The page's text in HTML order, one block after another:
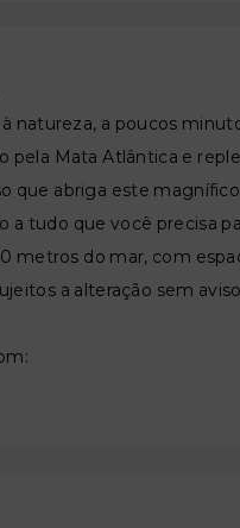
natureza, a poucos
pela Mata Atlântica e
que abriga este
a tudo que você precisa
metros do mar, com
a alteração sem